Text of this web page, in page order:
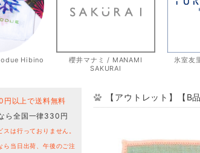
Hibino
櫻井マナミ / MANAMI
SAKURAI
氷室友
以上で送料無料
ら全国一律330円
スは行っておりません。
ら当日出荷、午後のご注
【アウトレット】【